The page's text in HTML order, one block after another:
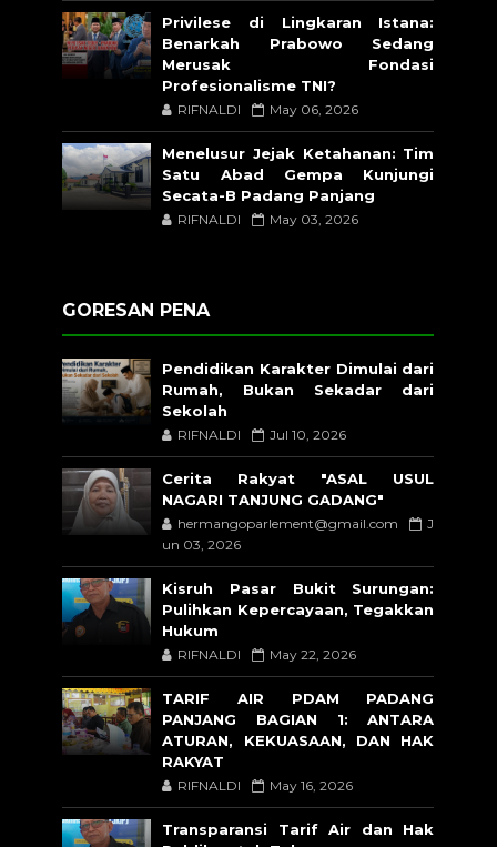
Privilese di Lingkaran Istana:
Benarkah Prabowo Sedang
Merusak Fondasi
Profesionalisme TNI?
RIFNALDI May 06, 2026
Menelusur Jejak Ketahanan: Tim
Satu Abad Gempa Kunjungi
Secata-B Padang Panjang
RIFNALDI May 03, 2026
GORESAN PENA
Pendidikan Karakter Dimulai dari
Rumah, Bukan Sekadar dari
Sekolah
RIFNALDI Jul 10, 2026
Cerita Rakyat "ASAL USUL
NAGARI TANJUNG GADANG"
hermangoparlement@gmail.com
J
un 03, 2026
Kisruh Pasar Bukit Surungan:
Pulihkan Kepercayaan, Tegakkan
Hukum
RIFNALDI May 22, 2026
TARIF AIR PDAM PADANG
PANJANG BAGIAN 1: ANTARA
ATURAN, KEKUASAAN, DAN HAK
RAKYAT
RIFNALDI May 16, 2026
Transparansi Tarif Air dan Hak